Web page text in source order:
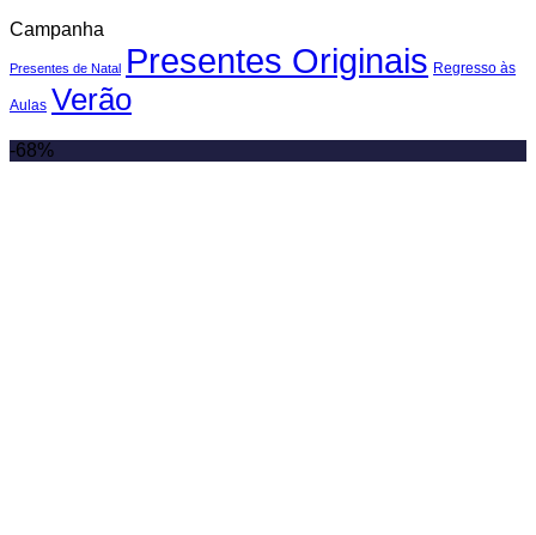
Campanha
Presentes de Natal Presentes Originais Regresso às
Aulas Verão
-68%